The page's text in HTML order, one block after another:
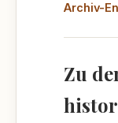
Archiv-
Zu